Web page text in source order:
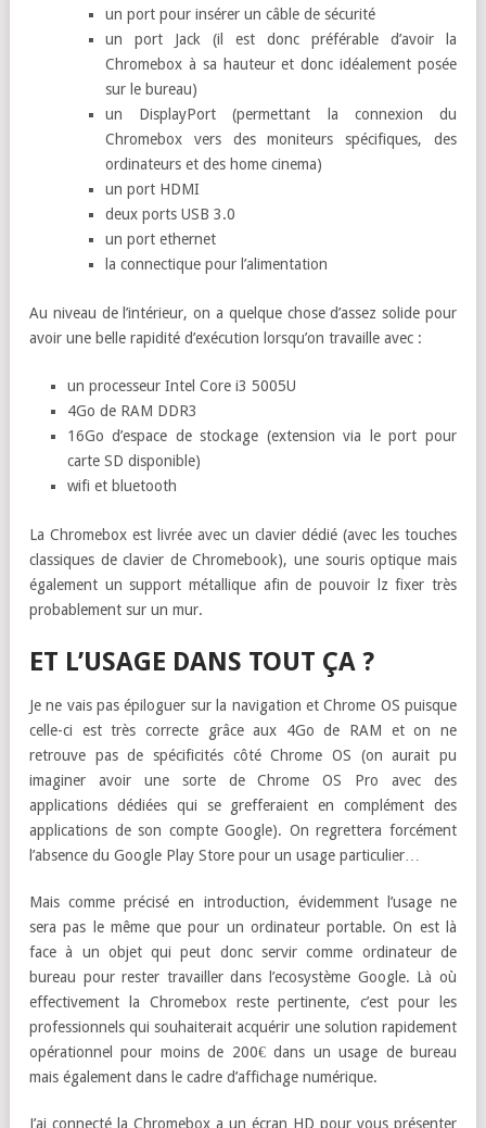
un port pour insérer un câble de sécurité
un port Jack (il est donc préférable d’avoir la
Chromebox à sa hauteur et donc idéalement posée
sur le bureau)
un DisplayPort (permettant la connexion du
Chromebox vers des moniteurs spécifiques, des
ordinateurs et des home cinema)
un port HDMI
deux ports USB 3.0
un port ethernet
la connectique pour l’alimentation
Au niveau de l’intérieur, on a quelque chose d’assez solide pour
avoir une belle rapidité d’exécution lorsqu’on travaille avec :
un processeur Intel Core i3 5005U
4Go de RAM DDR3
16Go d’espace de stockage (extension via le port pour
carte SD disponible)
wifi et bluetooth
La Chromebox est livrée avec un clavier dédié (avec les touches
classiques de clavier de Chromebook), une souris optique mais
également un support métallique afin de pouvoir lz fixer très
probablement sur un mur.
ET L’USAGE DANS TOUT ÇA ?
Je ne vais pas épiloguer sur la navigation et Chrome OS puisque
celle-ci est très correcte grâce aux 4Go de RAM et on ne
retrouve pas de spécificités côté Chrome OS (on aurait pu
imaginer avoir une sorte de Chrome OS Pro avec des
applications dédiées qui se grefferaient en complément des
applications de son compte Google). On regrettera forcément
l’absence du Google Play Store pour un usage particulier…
Mais comme précisé en introduction, évidemment l’usage ne
sera pas le même que pour un ordinateur portable. On est là
face à un objet qui peut donc servir comme ordinateur de
bureau pour rester travailler dans l’ecosystème Google. Là où
effectivement la Chromebox reste pertinente, c’est pour les
professionnels qui souhaiterait acquérir une solution rapidement
opérationnel pour moins de 200€ dans un usage de bureau
mais également dans le cadre d’affichage numérique.
J’ai connecté la Chromebox a un écran HD pour vous présenter